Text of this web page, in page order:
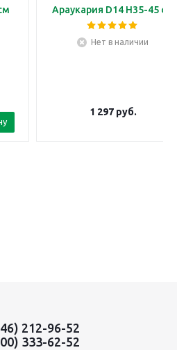
Араукария D14 H35-45 см
Нет в наличии
1 297руб.
212-96-52
333-62-52